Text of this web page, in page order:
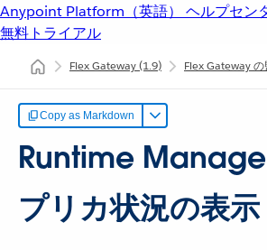
Anypoint Platform（英語） ヘルプセン
無料トライアル
Flex Gateway(1.9) Flex Gateway
Copy as Markdown
Runtime
プリカ状況の表示